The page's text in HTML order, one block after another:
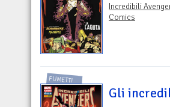
Incredibili
Comics
FUMETTI
Gli